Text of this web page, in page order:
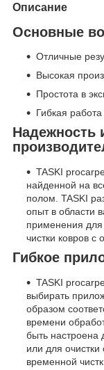
Описание
Основные
Отличные
Высокая
Простота в
Гибкая работа
Надежность
TASKI
найденной на
полом. TASKI
опыт в области
применения для
чистки ковров с
Гибкое
TASKI
выбирать
образом
времени
быть настроена
или для
временной